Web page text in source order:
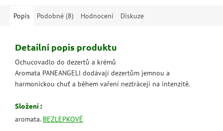
Popis Podobné (8) Hodnocení Diskuze
Detailní popis produktu
Ochucovadlo do dezertů a krémů
Aromata PANEANGELI dodávají dezertům jemnou a
harmonickou chuť a během vaření neztrácejí na intenzitě.
Složení :
aromata. BEZLEPKOVÉ